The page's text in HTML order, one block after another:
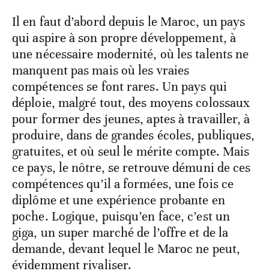
Il en faut d’abord depuis le Maroc, un pays
qui aspire à son propre développement, à
une nécessaire modernité, où les talents ne
manquent pas mais où les vraies
compétences se font rares. Un pays qui
déploie, malgré tout, des moyens colossaux
pour former des jeunes, aptes à travailler, à
produire, dans de grandes écoles, publiques,
gratuites, et où seul le mérite compte. Mais
ce pays, le nôtre, se retrouve démuni de ces
compétences qu’il a formées, une fois ce
diplôme et une expérience probante en
poche. Logique, puisqu’en face, c’est un
giga, un super marché de l’offre et de la
demande, devant lequel le Maroc ne peut,
évidemment rivaliser.